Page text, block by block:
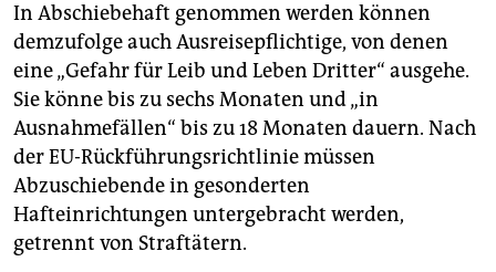
In Abschiebehaft genommen werden können
demzufolge auch Ausreisepflichtige, von denen
eine „Gefahr für Leib und Leben Dritter“ ausgehe.
Sie könne bis zu sechs Monaten und „in
Ausnahmefällen“ bis zu 18 Monaten dauern. Nach
der EU-Rückführungsrichtlinie müssen
Abzuschiebende in gesonderten
Hafteinrichtungen untergebracht werden,
getrennt von Straftätern.